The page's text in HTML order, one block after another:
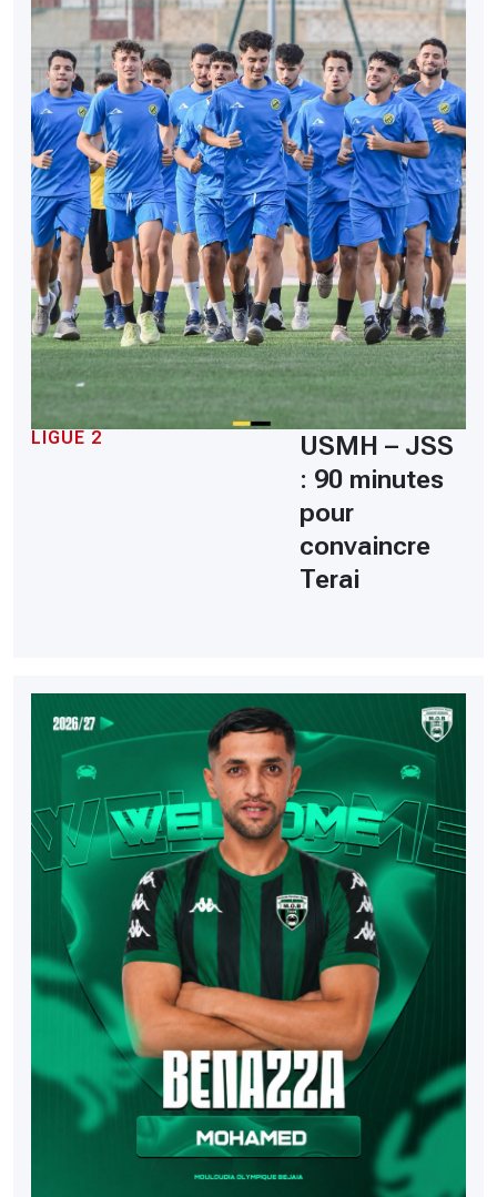
LIGUE 2
USMH – JSS
: 90 minutes
pour
convaincre
Terai